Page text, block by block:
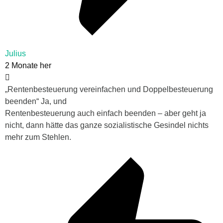
Julius
2 Monate her
„Rentenbesteuerung vereinfachen und Doppelbesteuerung
beenden“ Ja, und
Rentenbesteuerung auch einfach beenden – aber geht ja
nicht, dann hätte das ganze sozialistische Gesindel nichts
mehr zum Stehlen.